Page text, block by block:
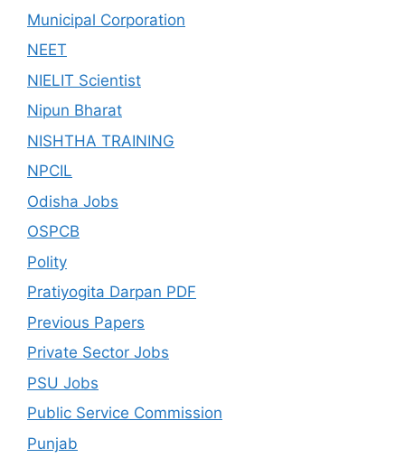
Municipal Corporation
NEET
NIELIT Scientist
Nipun Bharat
NISHTHA TRAINING
NPCIL
Odisha Jobs
OSPCB
Polity
Pratiyogita Darpan PDF
Previous Papers
Private Sector Jobs
PSU Jobs
Public Service Commission
Punjab